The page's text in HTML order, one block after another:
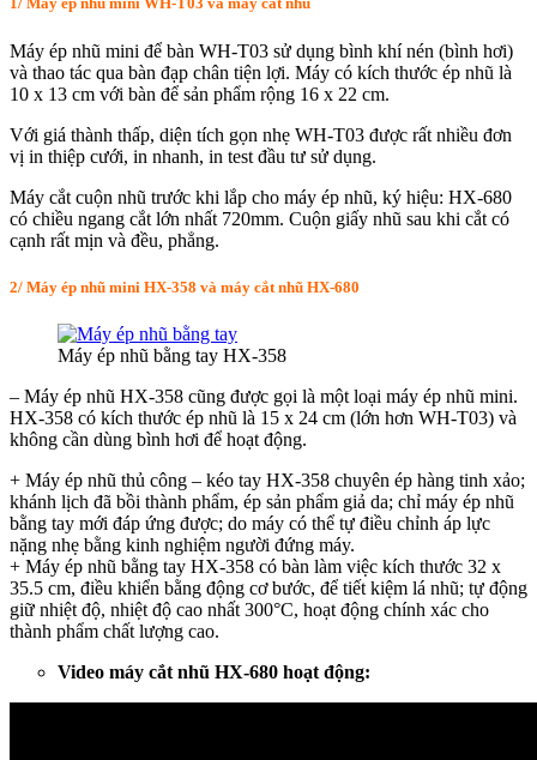
Máy ép nhũ mini để bàn WH-T03 sử dụng bình khí nén (bình hơi)
và thao tác qua bàn đạp chân tiện lợi. Máy có kích thước ép nhũ là
10 x 13 cm với bàn để sản phẩm rộng 16 x 22 cm.
Với giá thành thấp, diện tích gọn nhẹ WH-T03 được rất nhiều đơn
vị in thiệp cưới, in nhanh, in test đầu tư sử dụng.
Máy cắt cuộn nhũ trước khi lắp cho máy ép nhũ, ký hiệu: HX-680
có chiều ngang cắt lớn nhất 720mm. Cuộn giấy nhũ sau khi cắt có
cạnh rất mịn và đều, phẳng.
2/ Máy ép nhũ mini HX-358 và máy cắt nhũ HX-680
Máy ép nhũ bằng tay HX-358
– Máy ép nhũ HX-358 cũng được gọi là một loại máy ép nhũ mini.
HX-358 có kích thước ép nhũ là 15 x 24 cm (lớn hơn WH-T03) và
không cần dùng bình hơi để hoạt động.
+ Máy ép nhũ thủ công – kéo tay HX-358 chuyên ép hàng tinh xảo;
khánh lịch đã bồi thành phẩm, ép sản phẩm giả da; chỉ máy ép nhũ
bằng tay mới đáp ứng được; do máy có thể tự điều chỉnh áp lực
nặng nhẹ bằng kinh nghiệm người đứng máy.
+ Máy ép nhũ bằng tay HX-358 có bàn làm việc kích thước 32 x
35.5 cm, điều khiển bằng động cơ bước, để tiết kiệm lá nhũ; tự động
giữ nhiệt độ, nhiệt độ cao nhất 300°C, hoạt động chính xác cho
thành phẩm chất lượng cao.
Video máy cắt nhũ HX-680 hoạt động: